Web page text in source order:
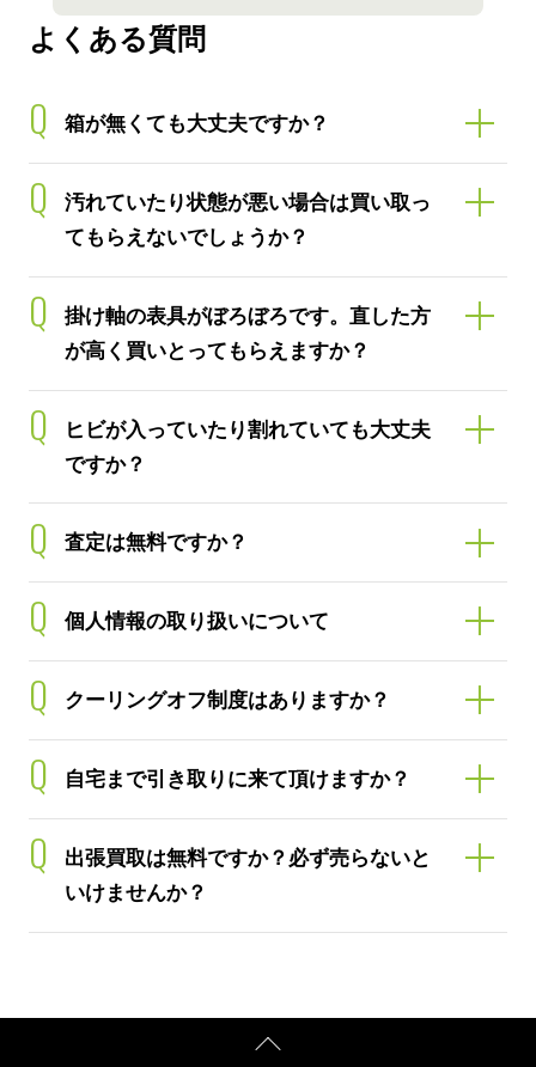
よくある質問
Q 箱が無くても大丈夫ですか？
Q
汚れていたり状態が悪い場合は買い取っ
てもらえないでしょうか？
Q
掛け軸の表具がぼろぼろです。直した方
が高く買いとってもらえますか？
Q
ヒビが入っていたり割れていても大丈夫
ですか？
Q 査定は無料ですか？
Q 個人情報の取り扱いについて
Q クーリングオフ制度はありますか？
Q 自宅まで引き取りに来て頂けますか？
Q
出張買取は無料ですか？必ず売らないと
いけませんか？